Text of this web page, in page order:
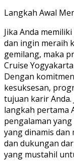
Langkah Awal
Jika Anda
dan ingin meraih
gemilang, maka
Cruise
Dengan
kesuksesan,
tujuan karir
langkah pertama
pengalaman
yang dinamis dan
dan dukungan
yang mustahil